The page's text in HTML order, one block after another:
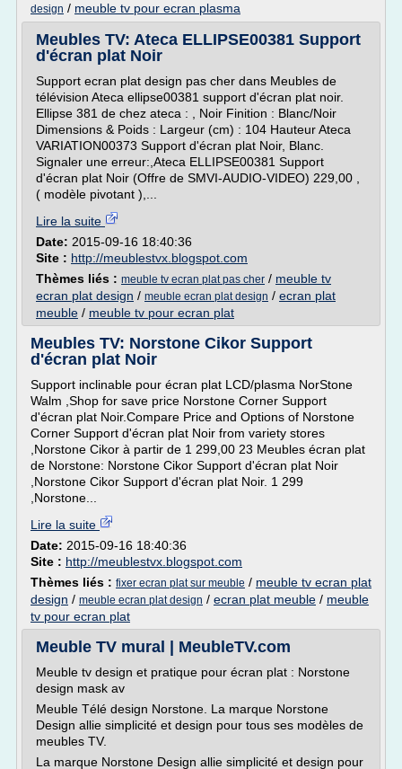
design / meuble tv pour ecran plasma
Meubles TV: Ateca ELLIPSE00381 Support
d'écran plat Noir
Support ecran plat design pas cher dans Meubles de
télévision Ateca ellipse00381 support d'écran plat noir.
Ellipse 381 de chez ateca : , Noir Finition : Blanc/Noir
Dimensions & Poids : Largeur (cm) : 104 Hauteur Ateca
VARIATION00373 Support d'écran plat Noir, Blanc.
Signaler une erreur:,Ateca ELLIPSE00381 Support
d'écran plat Noir (Offre de SMVI-AUDIO-VIDEO) 229,00 ,
( modèle pivotant ),...
Lire la suite
Date: 2015-09-16 18:40:36
Site : http://meublestvx.blogspot.com
Thèmes liés : meuble tv ecran plat pas cher / meuble tv
ecran plat design / meuble ecran plat design / ecran plat
meuble / meuble tv pour ecran plat
Meubles TV: Norstone Cikor Support
d'écran plat Noir
Support inclinable pour écran plat LCD/plasma NorStone
Walm ,Shop for save price Norstone Corner Support
d'écran plat Noir.Compare Price and Options of Norstone
Corner Support d'écran plat Noir from variety stores
,Norstone Cikor à partir de 1 299,00 23 Meubles écran plat
de Norstone: Norstone Cikor Support d'écran plat Noir
,Norstone Cikor Support d'écran plat Noir. 1 299
,Norstone...
Lire la suite
Date: 2015-09-16 18:40:36
Site : http://meublestvx.blogspot.com
Thèmes liés : fixer ecran plat sur meuble / meuble tv ecran plat
design / meuble ecran plat design / ecran plat meuble / meuble
tv pour ecran plat
Meuble TV mural | MeubleTV.com
Meuble tv design et pratique pour écran plat : Norstone
design mask av
Meuble Télé design Norstone. La marque Norstone
Design allie simplicité et design pour tous ses modèles de
meubles TV.
La marque Norstone Design allie simplicité et design pour